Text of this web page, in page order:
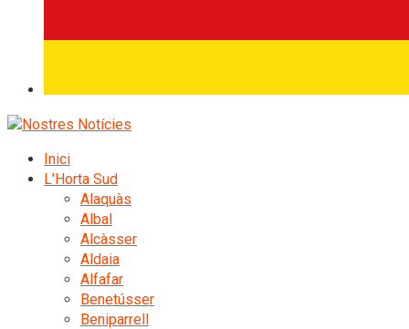
Inici
L’Horta Sud
Alaquàs
Albal
Alcàsser
Aldaia
Alfafar
Benetússer
Beniparrell